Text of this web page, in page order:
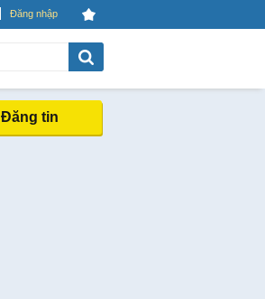
Đăng nhập
Đăng tin